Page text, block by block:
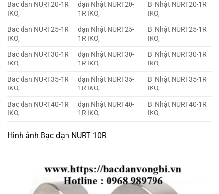
Bac dan NURT20-1R
IKO,
đạn Nhật NURT20-
1R IKO,
Bi Nhật NURT20-1R
IKO,
Bac dan NURT25-1R
IKO,
đạn Nhật NURT25-
1R IKO,
Bi Nhật NURT25-1R
IKO,
Bac dan NURT30-1R
IKO,
đạn Nhật NURT30-
1R IKO,
Bi Nhật NURT30-1R
IKO,
Bac dan NURT35-1R
IKO,
đạn Nhật NURT35-
1R IKO,
Bi Nhật NURT35-1R
IKO,
Bac dan NURT40-1R
IKO,
đạn Nhật NURT40-
1R IKO,
Bi Nhật NURT40-1R
IKO,
Hình ảnh Bạc đạn NURT 10R